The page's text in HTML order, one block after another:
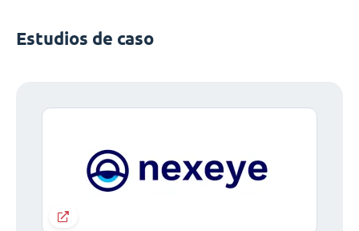
Estudios de caso